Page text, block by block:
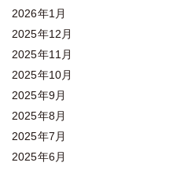
2026年1月
2025年12月
2025年11月
2025年10月
2025年9月
2025年8月
2025年7月
2025年6月